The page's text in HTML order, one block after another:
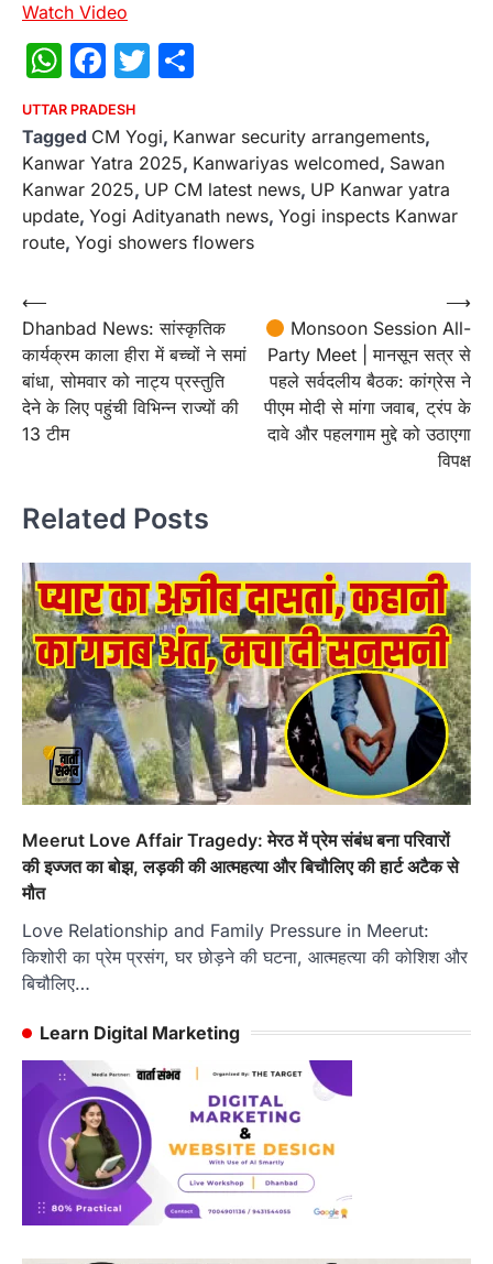
Watch Video
WhatsApp
Facebook
Twitter
UTTAR PRADESH
Tagged CM Yogi, Kanwar security arrangements,
Kanwar Yatra 2025, Kanwariyas welcomed, Sawan
Kanwar 2025, UP CM latest news, UP Kanwar yatra
update, Yogi Adityanath news, Yogi inspects Kanwar
route, Yogi showers flowers
Post
navigation
⟵
Dhanbad News: सांस्कृतिक
कार्यक्रम काला हीरा में बच्चों ने समां
बांधा, सोमवार को नाट्य प्रस्तुति
देने के लिए पहुंची विभिन्न राज्यों की
13 टीम
Monsoon Session All-
Party Meet | मानसून सत्र से
पहले सर्वदलीय बैठक: कांग्रेस ने
पीएम मोदी से मांगा जवाब, ट्रंप के
दावे और पहलगाम मुद्दे को उठाएगा
विपक्ष
⟶
Related Posts
Meerut Love Affair Tragedy: मेरठ में प्रेम संबंध बना परिवारों
की इज्जत का बोझ, लड़की की आत्महत्या और बिचौलिए की हार्ट अटैक से
मौत
Love Relationship and Family Pressure in Meerut:
किशोरी का प्रेम प्रसंग, घर छोड़ने की घटना, आत्महत्या की कोशिश और
बिचौलिए…
Learn Digital Marketing